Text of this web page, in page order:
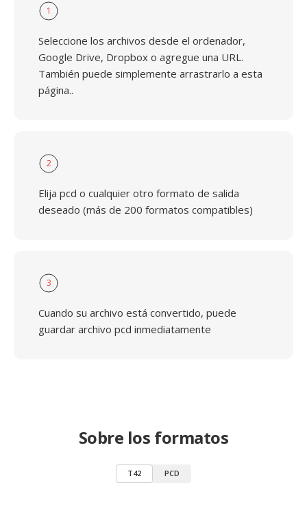
1
Seleccione los archivos desde el ordenador,
Google Drive, Dropbox o agregue una URL.
También puede simplemente arrastrarlo a esta
página..
2
Elija pcd o cualquier otro formato de salida
deseado (más de 200 formatos compatibles)
3
Cuando su archivo está convertido, puede
guardar archivo pcd inmediatamente
Sobre los formatos
T42 PCD